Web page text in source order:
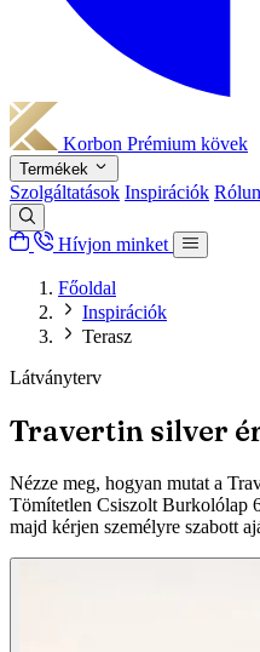
Korbon Prémium kövek
Termékek
Szolgáltatások Inspirációk
Hívjon minket
Főoldal
Inspirációk
Terasz
Látványterv
Travertin silver
Nézze meg, hogyan mutat a
Tömítetlen Csiszolt Burkolólap
majd kérjen személyre szabott